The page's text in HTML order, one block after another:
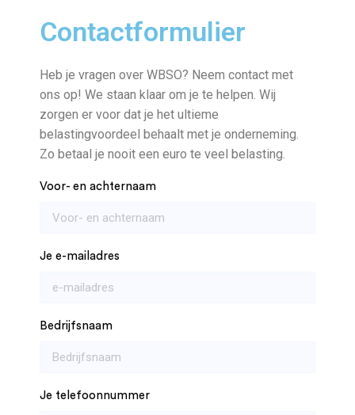
Contactformulier
Heb je vragen over WBSO? Neem contact met
ons op! We staan klaar om je te helpen. Wij
zorgen er voor dat je het ultieme
belastingvoordeel behaalt met je onderneming.
Zo betaal je nooit een euro te veel belasting.
Voor- en achternaam
Je e-mailadres
Bedrijfsnaam
Je telefoonnummer